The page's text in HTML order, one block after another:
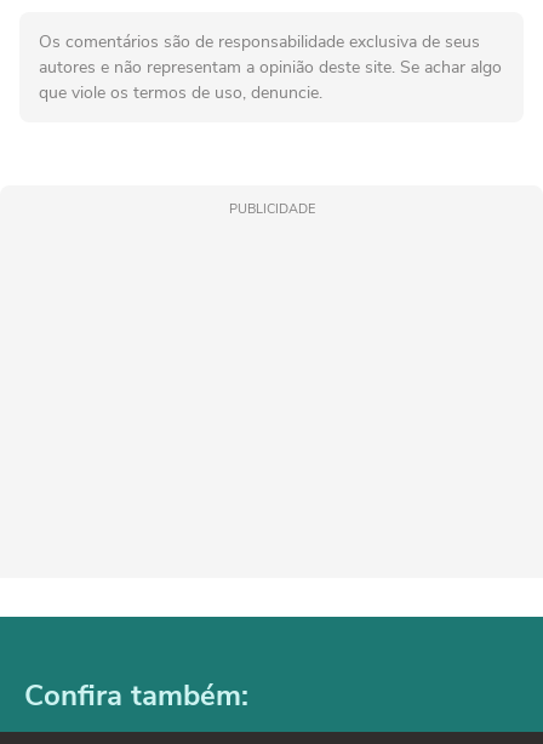
Os comentários são de responsabilidade exclusiva de seus
autores e não representam a opinião deste site. Se achar algo
que viole os termos de uso, denuncie.
PUBLICIDADE
Confira também: